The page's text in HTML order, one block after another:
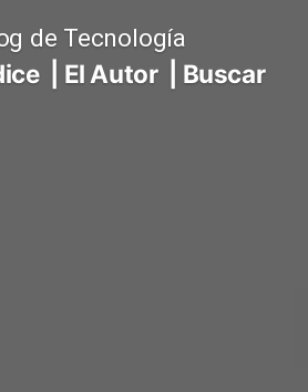
de Tecnología
El Autor Buscar